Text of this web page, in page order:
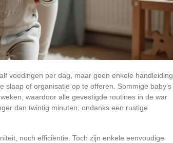
voedingen per dag, maar geen enkele handleiding
of organisatie op te offeren. Sommige baby’s
waardoor alle gevestigde routines in de war
dan twintig minuten, ondanks een rustige
noch efficiëntie. Toch zijn enkele eenvoudige